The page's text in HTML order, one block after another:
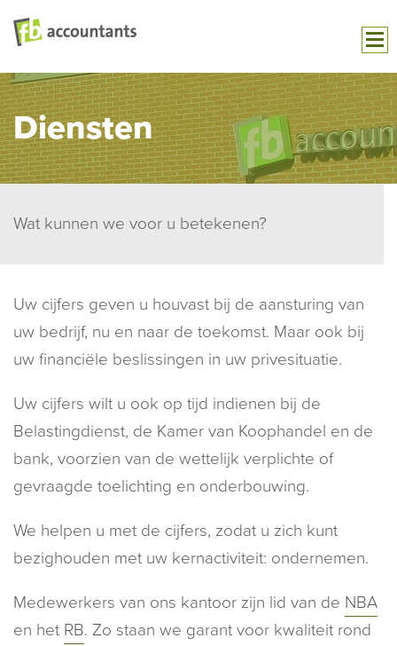
Diensten
Wat kunnen we voor u betekenen?
Uw cijfers geven u houvast bij de aansturing van
uw bedrijf, nu en naar de toekomst. Maar ook bij
uw financiële beslissingen in uw privesituatie.
Uw cijfers wilt u ook op tijd indienen bij de
Belastingdienst, de Kamer van Koophandel en de
bank, voorzien van de wettelijk verplichte of
gevraagde toelichting en onderbouwing.
We helpen u met de cijfers, zodat u zich kunt
bezighouden met uw kernactiviteit: ondernemen.
Medewerkers van ons kantoor zijn lid van de NBA
en het RB. Zo staan we garant voor kwaliteit rond